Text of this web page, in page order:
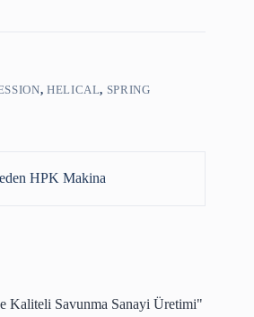
, HELICAL, SPRING
HPK Makina
Kaliteli Savunma Sanayi Üretimi"